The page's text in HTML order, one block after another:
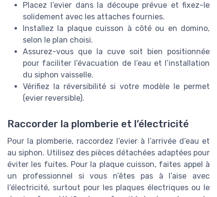
Placez l’evier dans la découpe prévue et fixez-le
solidement avec les attaches fournies.
Installez la plaque cuisson à côté ou en domino,
selon le plan choisi.
Assurez-vous que la cuve soit bien positionnée
pour faciliter l’évacuation de l’eau et l’installation
du siphon vaisselle.
Vérifiez la réversibilité si votre modèle le permet
(evier reversible).
Raccorder la plomberie et l’électricité
Pour la plomberie, raccordez l’evier à l’arrivée d’eau et
au siphon. Utilisez des pièces détachées adaptées pour
éviter les fuites. Pour la plaque cuisson, faites appel à
un professionnel si vous n’êtes pas à l’aise avec
l’électricité, surtout pour les plaques électriques ou le